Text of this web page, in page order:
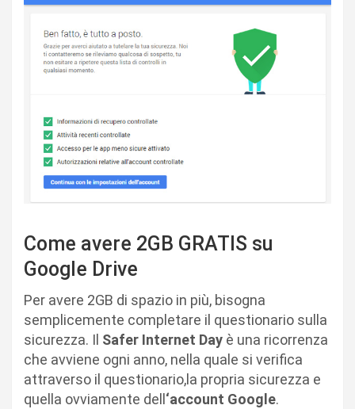
Come avere 2GB GRATIS su
Google Drive
Per avere 2GB di spazio in più, bisogna
semplicemente completare il questionario sulla
sicurezza. Il Safer Internet Day è una ricorrenza
che avviene ogni anno, nella quale si verifica
attraverso il questionario,la propria sicurezza e
quella ovviamente dell ‘account Google.